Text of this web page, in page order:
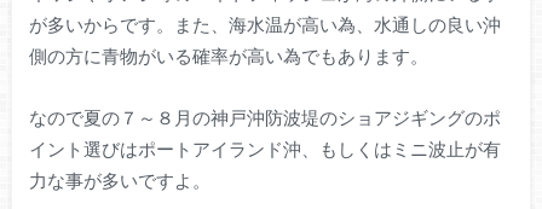
が多いからです。また、海水温が高い為、水通しの良い沖
側の方に青物がいる確率が高い為でもあります。
なので夏の７～８月の神戸沖防波堤のショアジギングのポ
イント選びはポートアイランド沖、もしくはミニ波止が有
力な事が多いですよ。